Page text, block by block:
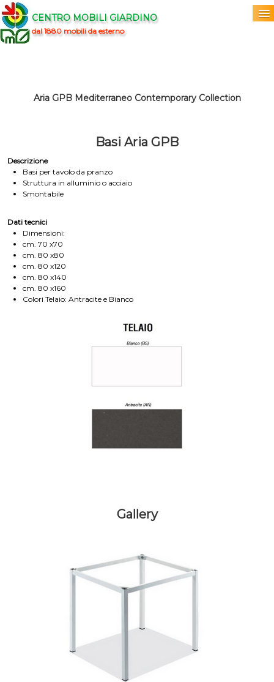
CENTRO MOBILI GIARDINO
dal 1880 mobili da esterno
Info▼
Aria GPB Mediterraneo Contemporary Collection
Basi Aria GPB
Descrizione
Basi per tavolo da pranzo
Struttura in alluminio o acciaio
Smontabile
Dati tecnici
Dimensioni:
cm. 70 x70
cm. 80 x80
cm. 80 x120
cm. 80 x140
cm. 80 x160
Colori Telaio: Antracite e Bianco
Gallery